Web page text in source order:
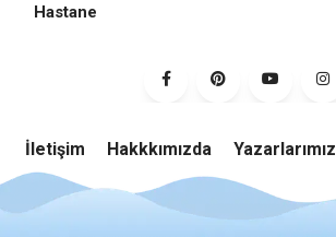
Hastane
İletişim Hakkkımızda Yazarlarımız